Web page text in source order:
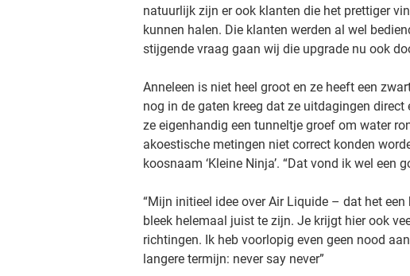
natuurlijk zijn er ook klanten die het prettiger
kunnen halen. Die klanten werden al wel
stijgende vraag gaan wij die upgrade nu ook
Anneleen is niet heel groot en ze heeft een
nog in de gaten kreeg dat ze uitdagingen
ze eigenhandig een tunneltje groef om water
akoestische metingen niet correct konden
koosnaam ‘Kleine Ninja’. “Dat vond ik wel een
“Mijn initieel idee over Air Liquide – dat het
bleek helemaal juist te zijn. Je krijgt hier ook
richtingen. Ik heb voorlopig even geen nood
langere termijn: never say never”